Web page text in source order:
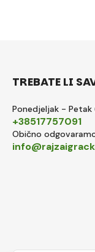
TREBATE LI
Ponedjeljak -
+38517757091
Obično